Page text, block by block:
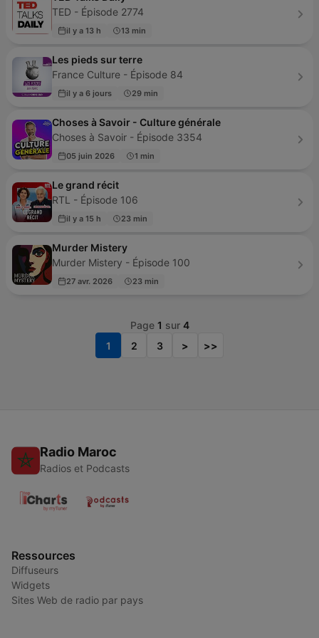
TED - Épisode 2774
il y a 13 h 13 min
Les pieds sur terre
France Culture - Épisode 84
il y a 6 jours 29 min
Choses à Savoir - Culture générale
Choses à Savoir - Épisode 3354
05 juin 2026 1 min
Le grand récit
RTL - Épisode 106
il y a 15 h 23 min
Murder Mistery
Murder Mistery - Épisode 100
27 avr. 2026 23 min
Page 1 sur 4
1
2 3 > >>
Radio Maroc
Radios et Podcasts
Ressources
Diffuseurs
Widgets
Sites Web de radio par pays